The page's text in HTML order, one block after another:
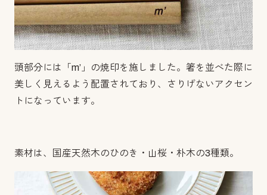
頭部分には「m’」の焼印を施しました。箸を並べた際に
美しく見えるよう配置されており、さりげないアクセン
トになっています。
素材は、国産天然木のひのき・山桜・朴木の3種類。